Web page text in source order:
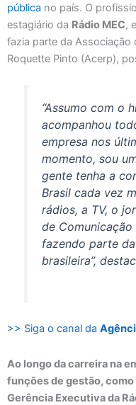
pública no país. O
estagiário da Rádio MEC,
fazia parte da Associação
Roquette Pinto (Acerp),
“Assumo com o
acompanhou
empresa nos
momento, sou
gente tenha a
Brasil cada vez
rádios, a TV, o
de
fazendo parte
brasileira”,
>> Siga o canal da
Ao longo da carreira na
funções de gestão, como
Gerência Executiva da